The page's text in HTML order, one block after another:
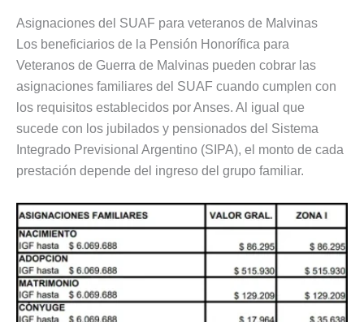
Asignaciones del SUAF para veteranos de Malvinas
Los beneficiarios de la Pensión Honorífica para
Veteranos de Guerra de Malvinas pueden cobrar las
asignaciones familiares del SUAF cuando cumplen con
los requisitos establecidos por Anses. Al igual que
sucede con los jubilados y pensionados del Sistema
Integrado Previsional Argentino (SIPA), el monto de cada
prestación depende del ingreso del grupo familiar.